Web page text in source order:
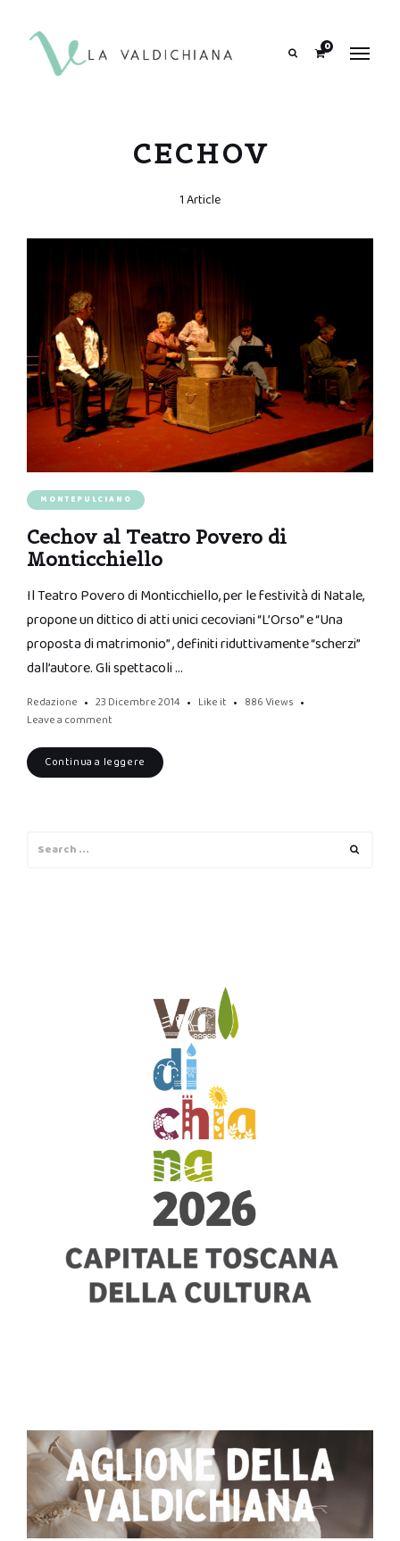
0
CECHOV
1 Article
MONTEPULCIANO
Cechov al Teatro Povero di
Monticchiello
Il Teatro Povero di Monticchiello, per le festività di Natale,
propone un dittico di atti unici cecoviani “L’Orso” e “Una
proposta di matrimonio” , definiti riduttivamente “scherzi”
dall’autore. Gli spettacoli …
Redazione 23 Dicembre 2014 Like it 886 Views
Leave a comment
Continua a leggere
for: